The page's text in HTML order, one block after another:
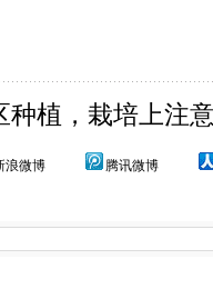
种植，栽培上注
浪微博 腾讯微博